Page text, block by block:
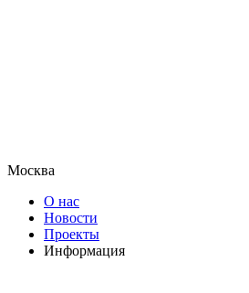
Москва
О нас
Новости
Проекты
Информация